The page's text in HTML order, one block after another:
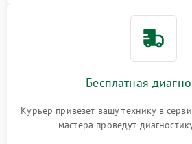
Бесплатная
Курьер привезет вашу технику в
мастера проведут